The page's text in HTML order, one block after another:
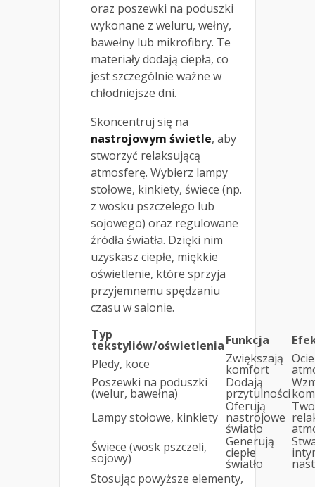
oraz poszewki na poduszki
wykonane z weluru, wełny,
bawełny lub mikrofibry. Te
materiały dodają ciepła, co
jest szczególnie ważne w
chłodniejsze dni.
Skoncentruj się na
nastrojowym świetle, aby
stworzyć relaksującą
atmosferę. Wybierz lampy
stołowe, kinkiety, świece (np.
z wosku pszczelego lub
sojowego) oraz regulowane
źródła światła. Dzięki nim
uzyskasz ciepłe, miękkie
oświetlenie, które sprzyja
przyjemnemu spędzaniu
czasu w salonie.
Typ
tekstyliów/oświetleniaFunkcja
Pledy, koce
Zwiększają
komfort
Poszewki na poduszki
(welur, bawełna)
Dodają
przytulności
Lampy stołowe, kinkiety
Oferują
nastrojowe
światło
Świece (wosk pszczeli,
sojowy)
Generują
ciepłe
światło
Stosując powyższe elementy,